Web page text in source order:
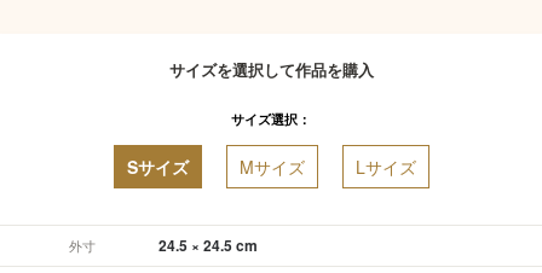
サイズを選択して作品を購入
サイズ選択：
Sサイズ Mサイズ Lサイズ
外寸 24.5 × 24.5 cm